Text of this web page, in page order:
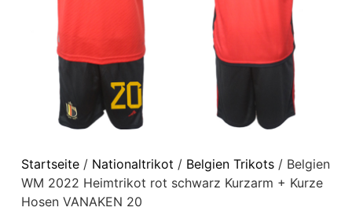
Startseite/ Nationaltrikot / Belgien Trikots/ Belgien
WM 2022 Heimtrikot rot schwarz Kurzarm + Kurze
Hosen VANAKEN 20